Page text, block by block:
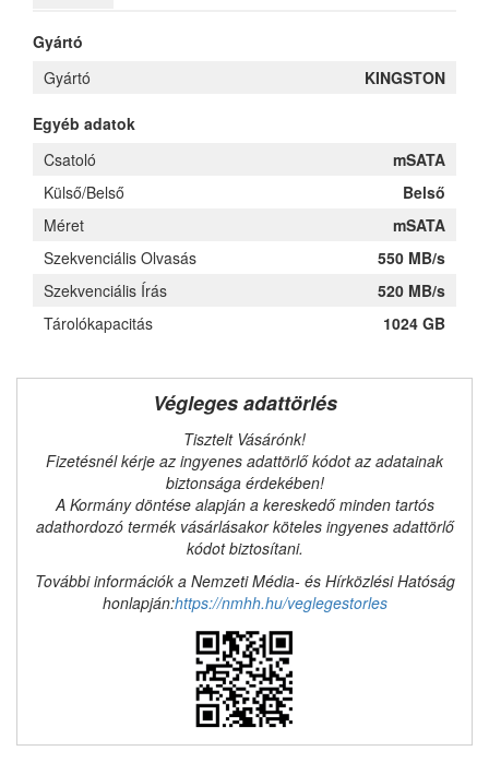
Gyártó
Gyártó
KINGSTON
Egyéb adatok
Csatoló
mSATA
Külső/Belső
Belső
Méret
mSATA
Szekvenciális Olvasás
550 MB/s
Szekvenciális Írás
520 MB/s
Tárolókapacitás
1024 GB
Végleges adattörlés
Tisztelt Vásárónk!
Fizetésnél kérje az ingyenes adattörlő kódot az adatainak
biztonsága érdekében!
A Kormány döntése alapján a kereskedő minden tartós
adathordozó termék vásárlásakor köteles ingyenes adattörlő
kódot biztosítani.
További információk a Nemzeti Média- és Hírközlési Hatóság
honlapján:https://nmhh.hu/veglegestorles